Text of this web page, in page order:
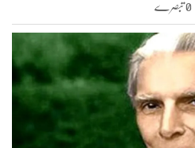
0 تبصرے